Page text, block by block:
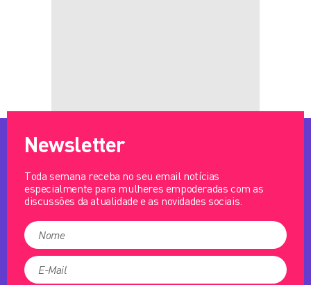
Newsletter
Toda semana receba no seu email notícias
especialmente para mulheres empoderadas com as
discussões da atualidade e as novidades sociais.